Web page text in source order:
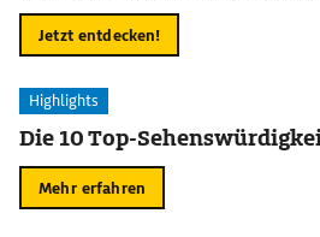
Jetzt entdecken!
Highlights
Die 10 Top-
Mehr erfahren